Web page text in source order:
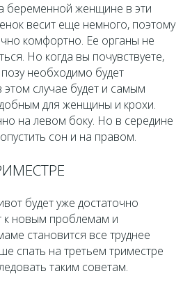
беременной женщине в эти
весит еще немного, поэтому
комфортно. Ее органы не
Но когда вы почувствуете,
необходимо будет
случае будет и самым
для женщины и крохи.
на левом боку. Но в середине
сон и на правом.
будет уже достаточно
к новым проблемам и
становится все труднее
спать на третьем триместре
таким советам.